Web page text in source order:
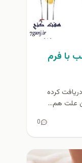
با فرم
کرده
علت هم...
0